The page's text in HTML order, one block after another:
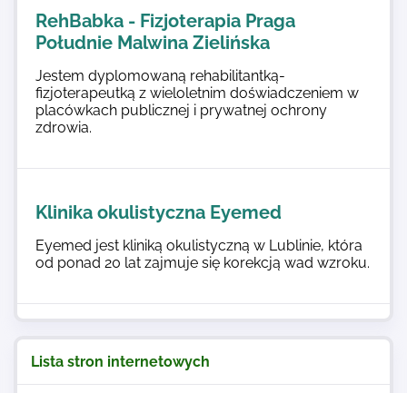
RehBabka - Fizjoterapia Praga
Południe Malwina Zielińska
Jestem dyplomowaną rehabilitantką-
fizjoterapeutką z wieloletnim doświadczeniem w
placówkach publicznej i prywatnej ochrony
zdrowia.
Klinika okulistyczna Eyemed
Eyemed jest kliniką okulistyczną w Lublinie, która
od ponad 20 lat zajmuje się korekcją wad wzroku.
Lista stron internetowych